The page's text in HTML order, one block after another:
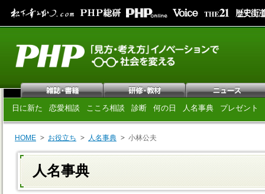
日に新た 恋愛相談 こころ相談 診断 何の日 人名事典 プレゼント
HOME お役立ち 人名事典 小林公夫
人名事典